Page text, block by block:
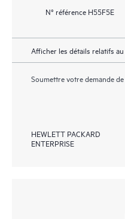
N° référence H55F5E
Afficher les détails relatifs
Soumettre votre demande
HEWLETT PACKARD
ENTERPRISE